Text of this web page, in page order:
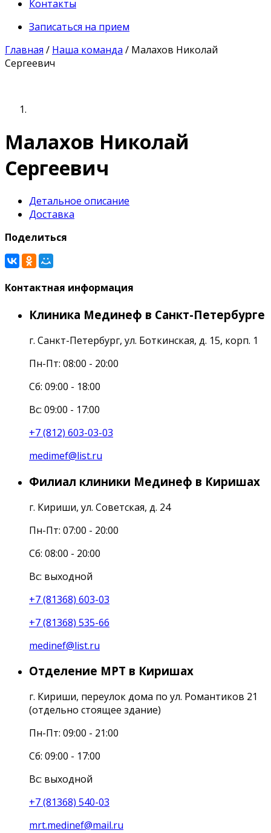
Контакты
Записаться на прием
Главная / Наша команда / Малахов Николай
Сергеевич
Малахов Николай
Сергеевич
Детальное описание
Доставка
Поделиться
Контактная информация
Клиника Мединеф в Санкт-Петербурге
г. Санкт-Петербург, ул. Боткинская, д. 15, корп. 1
Пн-Пт: 08:00 - 20:00
Cб: 09:00 - 18:00
Вс: 09:00 - 17:00
+7 (812) 603-03-03
medimef@list.ru
Филиал клиники Мединеф в Киришах
г. Кириши, ул. Советская, д. 24
Пн-Пт: 07:00 - 20:00
Сб: 08:00 - 20:00
Вс: выходной
+7 (81368) 603-03
+7 (81368) 535-66
medinef@list.ru
Отделение МРТ в Киришах
г. Кириши, переулок дома по ул. Романтиков 21
(отдельно стоящее здание)
Пн-Пт: 09:00 - 21:00
Сб: 09:00 - 17:00
Вс: выходной
+7 (81368) 540-03
mrt.medinef@mail.ru